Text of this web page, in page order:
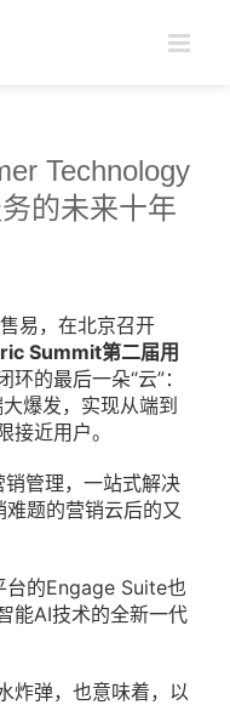
Technology
的未来十年
易，在北京召开
Summit第二届用
的最后一朵“云”：
爆发，实现从端到
近用户。
管理，一站式解决
题的营销云后的又
台的Engage Suite也
能AI技术的全新一代
炸弹，也意味着，以